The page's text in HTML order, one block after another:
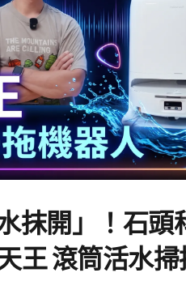
抹開」！石頭
王 滾筒活水